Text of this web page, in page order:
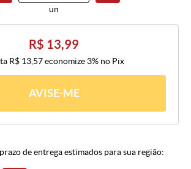
un
R$ 13,99
R$ 13,57economize 3% no Pix
AVISE-ME
de entrega estimados para sua região: